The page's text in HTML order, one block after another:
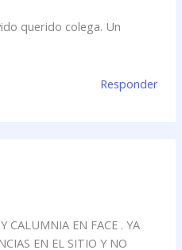
querido colega. Un
Responder
CALUMNIA EN FACE . YA
EN EL SITIO Y NO